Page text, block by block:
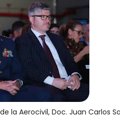
la Aerocivil, Doc. Juan Carlos